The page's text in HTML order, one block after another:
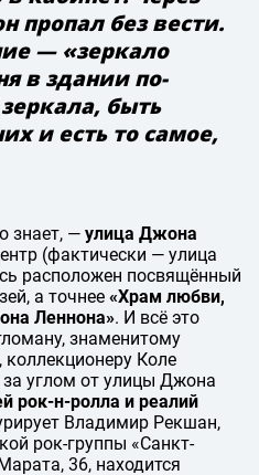
пропал без вести.
— «зеркало
в здании по-
быть
и есть то самое,
знает, — улица Джона
(фактически — улица
расположен посвящённый
а точнее «Храм любви,
Леннона». И всё это
знаменитому
Коле
за углом от улицы Джона
рок-н-ролла и реалий
Владимир Рекшан,
рок-группы «Санкт-
36, находится